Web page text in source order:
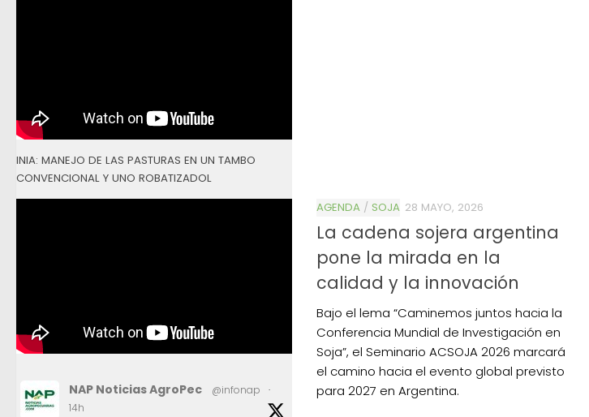
AGENDA / SOJA 28 MAYO, 2026
La cadena sojera argentina
pone la mirada en la
calidad y la innovación
Bajo el lema “Caminemos juntos hacia la
Conferencia Mundial de Investigación en
Soja”, el Seminario ACSOJA 2026 marcará
el camino hacia el evento global previsto
para 2027 en Argentina.
INIA: MANEJO DE LAS PASTURAS EN UN TAMBO
CONVENCIONAL Y UNO ROBATIZADOL
NAP Noticias AgroPec @infonap
·
14h